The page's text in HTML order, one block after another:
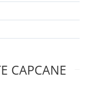
CAPCANE